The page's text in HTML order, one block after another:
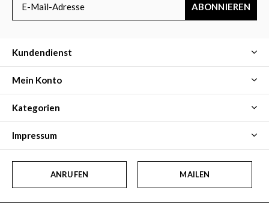
ABONNIEREN
Kundendienst
Mein Konto
Kategorien
Impressum
ANRUFEN MAILEN